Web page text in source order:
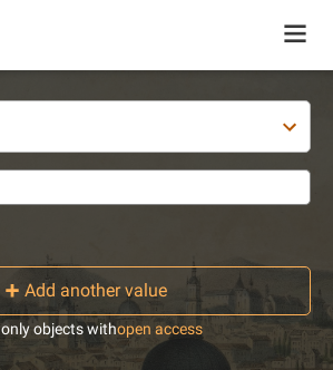
Add another value
only objects withopen access